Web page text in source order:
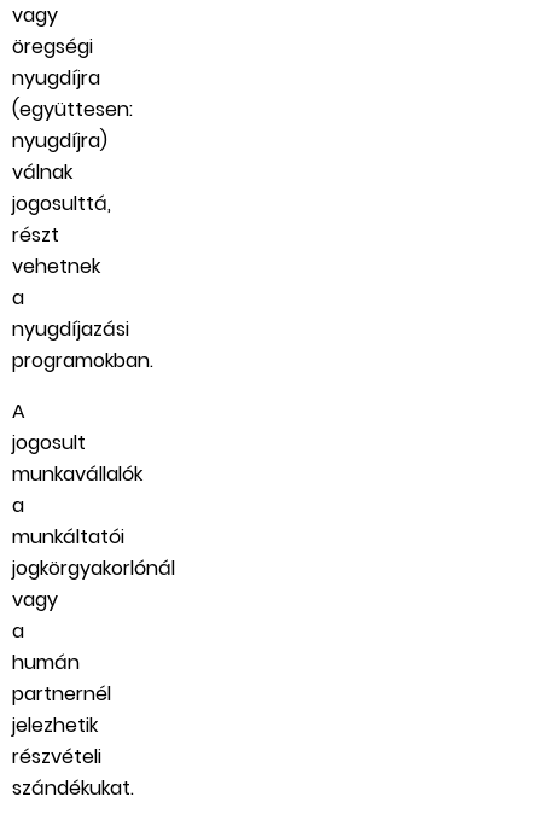
vagy
öregségi
nyugdíjra
(együttesen:
nyugdíjra)
válnak
jogosulttá,
részt
vehetnek
a
nyugdíjazási
programokban.
A
jogosult
munkavállalók
a
munkáltatói
jogkörgyakorlónál
vagy
a
humán
partnernél
jelezhetik
részvételi
szándékukat.